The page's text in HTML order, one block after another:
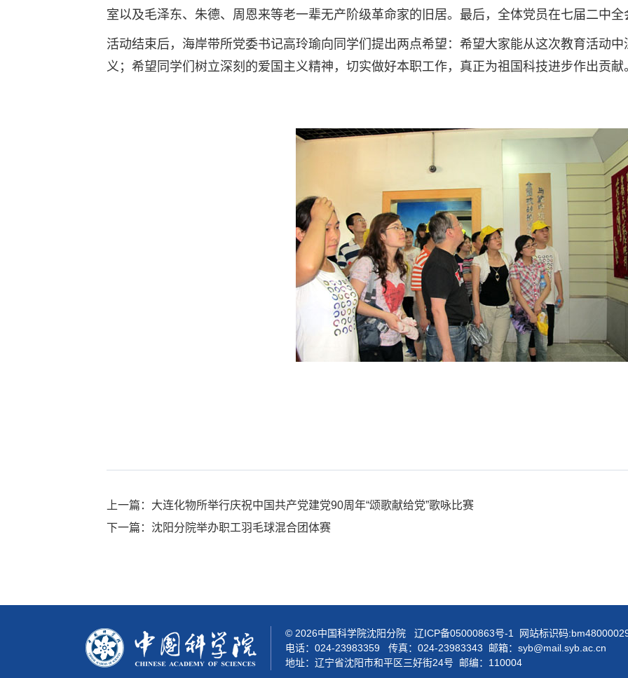
室以及毛泽东、朱德、周恩来等老一辈无产阶级革命家的旧居。最后，全体党员在七届二中
活动结束后，海岸带所党委书记高玲瑜向同学们提出两点希望：希望大家能从这次教育活动
义；希望同学们树立深刻的爱国主义精神，切实做好本职工作，真正为祖国科技进步作出贡献
上一篇：大连化物所举行庆祝中国共产党建党90周年“颂歌献给党”歌咏比赛
下一篇：沈阳分院举办职工羽毛球混合团体赛
© 2026中国科学院沈阳分院 辽ICP备05000863号-1
网站标识码
电话：024-23983359 传真：024-23983343 邮箱：syb@mail.syb.ac.cn
地址：辽宁省沈阳市和平区三好街24号 邮编：110004